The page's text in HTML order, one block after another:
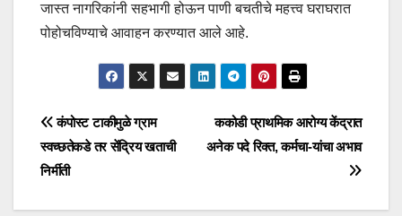
जास्त नागरिकांनी सहभागी होऊन पाणी बचतीचे महत्त्व घराघरात
पोहोचविण्याचे आवाहन करण्यात आले आहे.
ककोडी प्राथमिक आरोग्य केंद्रात
अनेक पदे रिक्त, कर्मचा-यांचा अभाव
कंपोस्ट टाकीमुळे ग्राम
स्वच्छतेकडे तर सेंद्रिय खताची
निर्मीती